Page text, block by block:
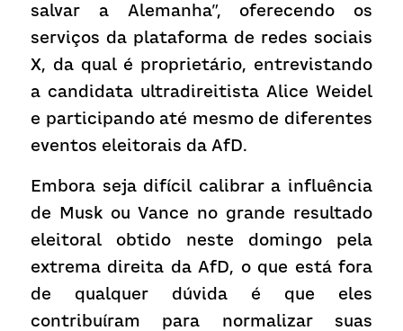
salvar a Alemanha”, oferecendo os
serviços da plataforma de redes sociais
X, da qual é proprietário, entrevistando
a candidata ultradireitista Alice Weidel
e participando até mesmo de diferentes
eventos eleitorais da AfD.
Embora seja difícil calibrar a influência
de Musk ou Vance no grande resultado
eleitoral obtido neste domingo pela
extrema direita da AfD, o que está fora
de qualquer dúvida é que eles
contribuíram para normalizar suas